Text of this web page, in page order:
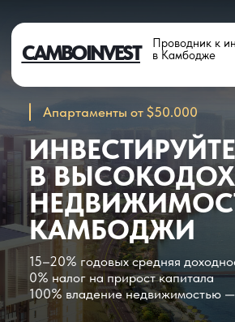
в Камбодже
ИНВЕСТИРУЙТЕ
В ВЫСОКОДОХОДНУЮ
НЕДВИЖИМОСТЬ
КАМБОДЖИ
15–20% годовых средняя доходность в $$$
0% налог на прирост капитала
100% владение недвижимостью — FREEHOLD
Получить подборку
объектов и расчёт
доходности